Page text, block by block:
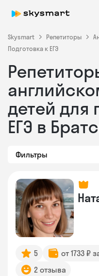
Skysmart Репетиторы
Подготовка к ЕГЭ
детей для
ЕГЭ в
Фильтры
5 от 1733 ₽
2 отзыва
Skysmart Chat